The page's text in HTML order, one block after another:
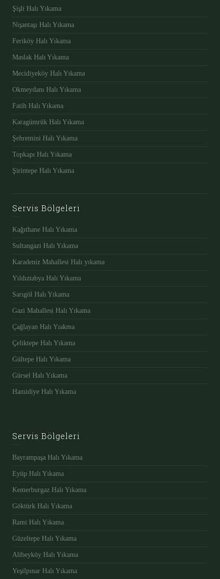
Şişli Halı Yıkama
Nişantaşı Halı Yıkama
Feriköy Halı Yıkama
Maslak Halı Yıkama
Mecidiyeköy Halı Yıkama
Okmeydanı Halı Yıkama
Fatih Halı Yıkama
Karagümrük Halı Yıkama
Şehremini Halı Yıkama
Topkapı Halı Yıkama
Şirintepe Halı Yıkama
Servis Bölgeleri
Kağıthane Halı Yıkama
Sultangazi Halı Yıkama
Karadeniz Mahallesi Halı yıkama
Yıldıztabya Halı Yıkama
Sarıgöl Halı Yıkama
Gazi Mahallesi Halı Yıkama
Çağlayan Halı Yıakma
Çeliktepe Halı Yıkama
Gültepe Halı Yıkama
Gürsel Halı Yıkama
Hamidiye Halı Yıkama
Servis Bölgeleri
Bayrampaşa Halı Yıkama
Eyüp Halı Yıkama
Kemerburgaz Halı Yıkama
Göktürk Halı Yıkama
Rami Halı Yıkama
Güzeltepe Halı Yıkama
Alibeyköy Halı Yıkama
Yeşilpınar Halı Yıkama